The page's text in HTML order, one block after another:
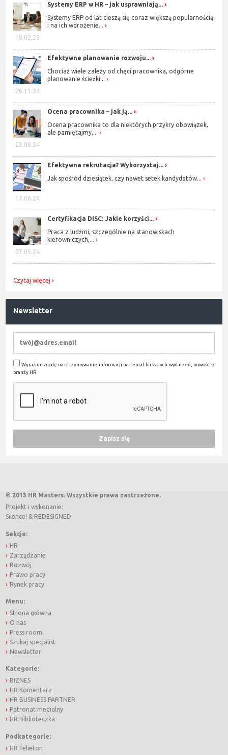
18.02.25
Systemy ERP w HR – jak usprawniają...
Systemy ERP od lat cieszą się coraz większą popularnością
i na ich wdrożenie...
26.11.24
Efektywne planowanie rozwoju...
Chociaż wiele zależy od chęci pracownika, odgórne
planowanie ścieżki...
23.08.24
Ocena pracownika – jak ją...
Ocena pracownika to dla niektórych przykry obowiązek,
ale pamiętajmy,...
17.06.24
Efektywna rekrutacja? Wykorzystaj...
Jak spośród dziesiątek, czy nawet setek kandydatów...
07.05.24
Certyfikacja DISC: Jakie korzyści...
Praca z ludźmi, szczególnie na stanowiskach
kierowniczych,...
Czytaj więcej
Newsletter
Wyrażam zgodę na otrzymywanie informacji na temat bieżących wydarzeń, nowości z
branży HR
© 2013 HR Masters. Wszystkie prawa zastrzeżone.
Projekt i wykonanie:
Silence! & REDESIGNED
Sekcje:
HR
Zarządzanie
Rozwój
Prawo pracy
Rynek pracy
Menu:
Strona główna
O nas
Press room
Szukaj specjalist
Newsletter
Kategorie:
BIZNES
HR Komentarz
HR BUSINESS PARTNER
Patronat medialny
HR Biblioteczka
Podkategorie:
HR Felieton